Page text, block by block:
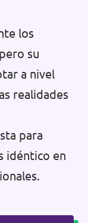
los
su
a nivel
realidades
para
idéntico en